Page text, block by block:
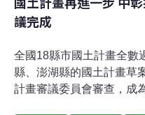
議完成
全國18縣市國土計畫全數
縣、澎湖縣的國土計畫草
計畫審議委員會審查，成